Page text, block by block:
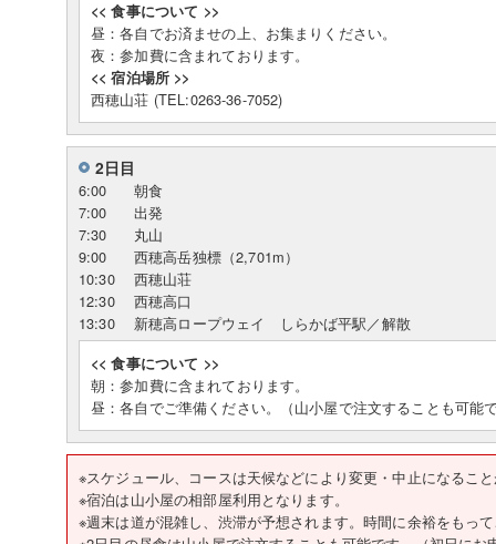
<< 食事について >>
昼：各自でお済ませの上、お集まりください。
夜：参加費に含まれております。
<< 宿泊場所 >>
西穂山荘 (TEL:0263-36-7052)
2日目
6:00
朝食
7:00
出発
7:30
丸山
9:00
西穂高岳独標（2,701m）
10:30
西穂山荘
12:30
西穂高口
13:30
新穂高ロープウェイ しらかば平駅／解散
<< 食事について >>
朝：参加費に含まれております。
昼：各自でご準備ください。（山小屋で注文することも可能
※スケジュール、コースは天候などにより変更・中
※宿泊は山小屋の相部屋利用となります。
※週末は道が混雑し、渋滞が予想されます。時間に余裕をもっ